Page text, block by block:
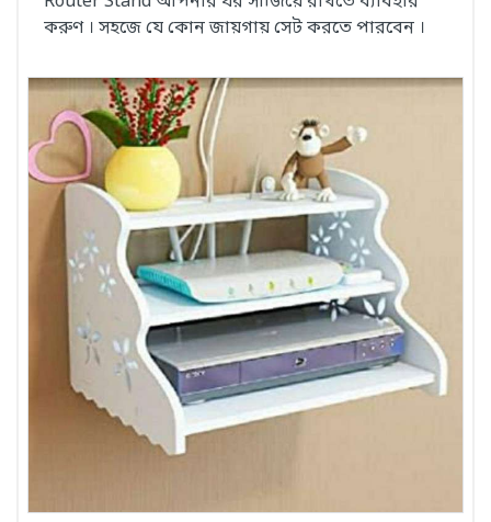
করুণ । সহজে যে কোন জায়গায় সেট করতে পারবেন ।